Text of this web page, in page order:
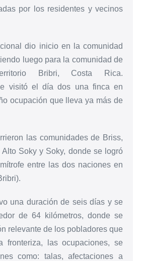
por los residentes y vecinos
dio inicio en la comunidad
luego para la comunidad de
Bribri, Costa Rica.
visitó el día dos una finca en
ocupación que lleva ya más de
las comunidades de Briss,
Alto Soky y Soky, donde se logró
entre las dos naciones en
una duración de seis días y se
de 64 kilómetros, donde se
relevante de los pobladores que
fronteriza, las ocupaciones, se
como: talas, afectaciones a